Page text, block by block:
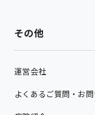
その他
運営会社
よくあるご質問・お